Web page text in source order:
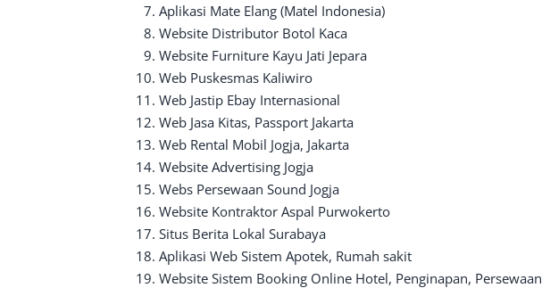
Aplikasi Mate Elang (Matel Indonesia)
Website Distributor Botol Kaca
Website Furniture Kayu Jati Jepara
Web Puskesmas Kaliwiro
Web Jastip Ebay Internasional
Web Jasa Kitas, Passport Jakarta
Web Rental Mobil Jogja, Jakarta
Website Advertising Jogja
Webs Persewaan Sound Jogja
Website Kontraktor Aspal Purwokerto
Situs Berita Lokal Surabaya
Aplikasi Web Sistem Apotek, Rumah sakit
Website Sistem Booking Online Hotel, Penginapan, Persewaan